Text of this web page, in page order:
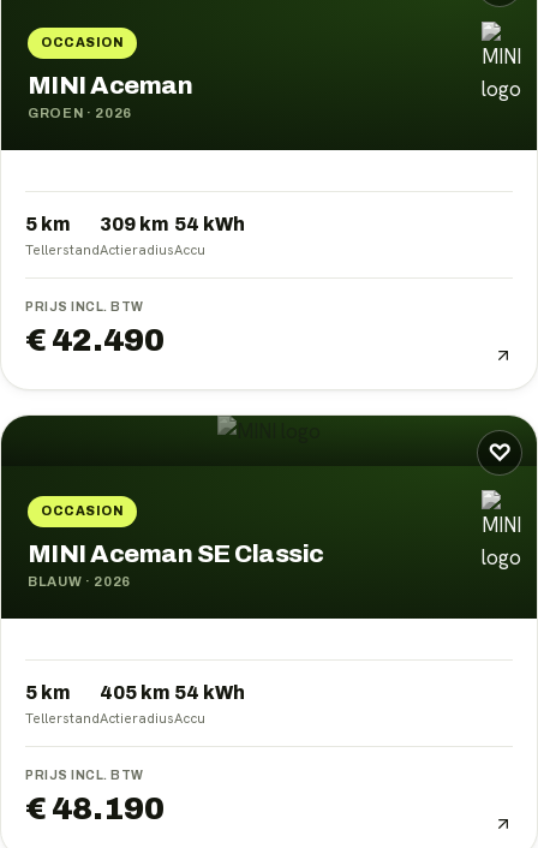
OCCASION
MINI Aceman
GROEN · 2026
5 km
Tellerstand
309 km
Actieradius
54 kWh
Accu
PRIJS INCL. BTW
€ 42.490
♡
OCCASION
MINI Aceman SE Classic
BLAUW · 2026
5 km
Tellerstand
405 km
Actieradius
54 kWh
Accu
PRIJS INCL. BTW
€ 48.190